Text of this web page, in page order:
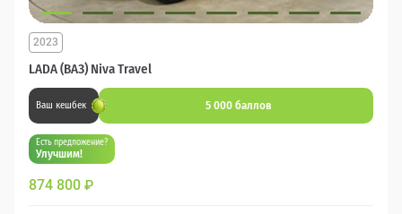
LADA (ВАЗ) Niva Travel
2023
Ваш кешбек 5 000 баллов
Есть предложение?
Улучшим!
874 800 ₽